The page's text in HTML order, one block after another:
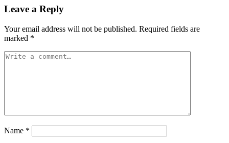
Leave a Reply
Your email address will not be published. Required fields are
marked *
Name *